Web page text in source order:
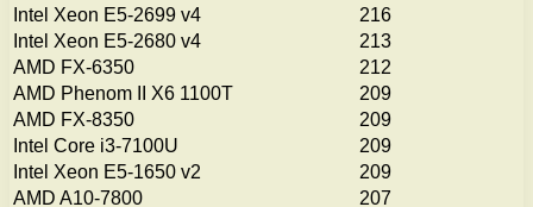
Intel Xeon E5-2699 v4
216
Intel Xeon E5-2680 v4
213
AMD FX-6350
212
AMD Phenom II X6 1100T
209
AMD FX-8350
209
Intel Core i3-7100U
209
Intel Xeon E5-1650 v2
209
AMD A10-7800
207